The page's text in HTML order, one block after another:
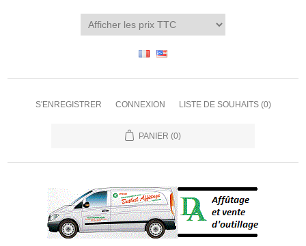
S'ENREGISTRER CONNEXION LISTE DE SOUHAITS (0)
PANIER (0)